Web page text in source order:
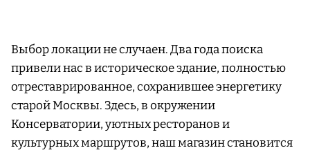
Выбор локации не случаен. Два года поиска
привели нас в историческое здание, полностью
отреставрированное, сохранившее энергетику
старой Москвы. Здесь, в окружении
Консерватории, уютных ресторанов и
культурных маршрутов, наш магазин становится